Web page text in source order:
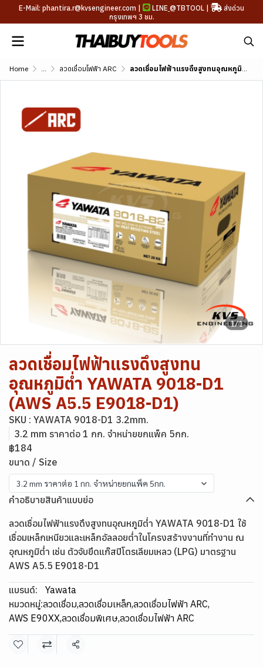
E-Mail: phantira.r@kvsengineer.com | LINE @TBTOOL |
ส่งด่วน
กรุงเทพฯ 3 ชม.
Home ... ลวดเชื่อมไฟฟ้า ARC ลวดเชื่อมไฟฟ้าแรงดึงสูงทนอุณหภูมิต่ำ YAWATA 9018-D1 (AWS A5.5 E9018-D1)
1/1
ลวดเชื่อมไฟฟ้าแรงดึงสูงทน
อุณหภูมิต่ำ YAWATA 9018-D1
(AWS A5.5 E9018-D1)
SKU : YAWATA 9018-D1 3.2mm.
3.2 mm ราคาต่อ 1 กก. จำหน่ายยกแพ็ค 5กก.
฿184
ขนาด / Size
3.2 mm ราคาต่อ 1 กก. จำหน่ายยกแพ็ค 5กก.
คำอธิบายสินค้าแบบย่อ
ลวดเชื่อมไฟฟ้าแรงดึงสูงทนอุณหภูมิต่ำ YAWATA 9018-D1 ใช้
เชื่อมเหล็กเหนียวและเหล็กอัลลอยต่ำในโครงสร้างงานที่ทำงาน ณ
อุณหภูมิต่ำ เช่น ตัวจับยึดแก๊สปิโตรเลียมเหลว (LPG) มาตรฐาน
AWS A5.5 E9018-D1
แบรนด์:
Yawata
หมวดหมู่:ลวดเชื่อม,ลวดเชื่อมเหล็ก,ลวดเชื่อมไฟฟ้า ARC,
AWS E90XX,ลวดเชื่อมพิเศษ,ลวดเชื่อมไฟฟ้า ARC
แชร์